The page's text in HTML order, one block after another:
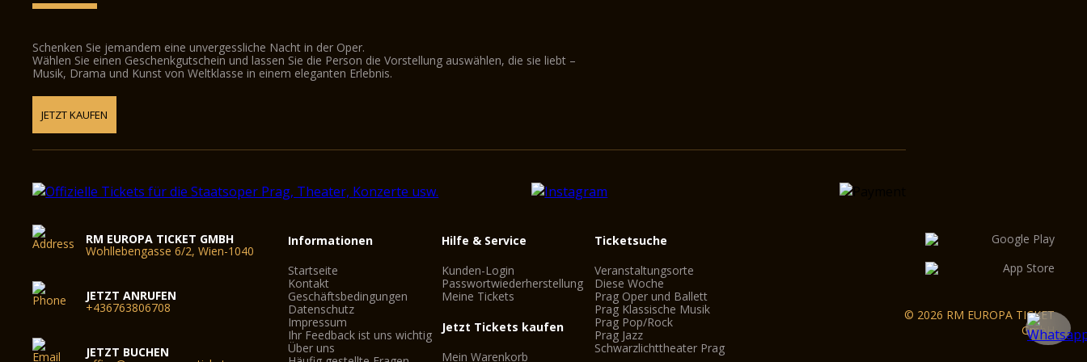
Schenken Sie jemandem eine unvergessliche Nacht in der Oper.
Wählen Sie einen Geschenkgutschein und lassen Sie die Person die Vorstellung auswählen, die sie liebt –
Musik, Drama und Kunst von Weltklasse in einem eleganten Erlebnis.
JETZT KAUFEN
RM EUROPA TICKET GMBH
Wohllebengasse 6/2, Wien-1040
JETZT ANRUFEN
+436763806708
JETZT BUCHEN
Informationen
Startseite
Kontakt
Geschäftsbedingungen
Datenschutz
Impressum
Ihr Feedback ist uns wichtig
Über uns
Hilfe & Service
Kunden-Login
Passwortwiederherstellung
Meine Tickets
Jetzt Tickets kaufen
Mein Warenkorb
Ticketsuche
Veranstaltungsorte
Diese Woche
Prag Oper und Ballett
Prag Klassische Musik
Prag Pop/Rock
Prag Jazz
Schwarzlichttheater Prag
© 2026 RM EUROPA TICKET
GmbH